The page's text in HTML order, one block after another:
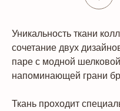
Уникальность ткани
сочетание двух
паре с модной
напоминающей грани
Ткань проходит